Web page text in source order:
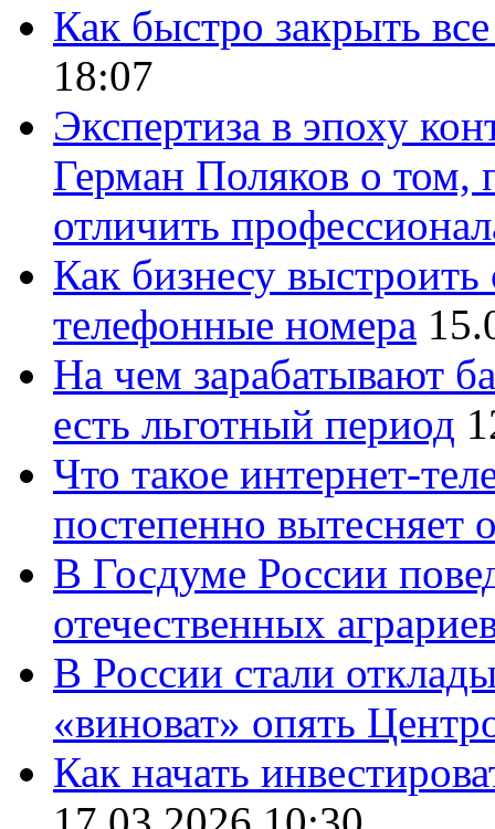
Как быстро закрыть
18:07
Экспертиза в эпоху
Герман Поляков о том,
отличить
Как бизнесу
телефонные номера
На чем зарабатывают
есть льготный период
Что такое интернет-
постепенно вытесняет
В Госдуме России
отечественных
В России стали
«виноват» опять
Как начать